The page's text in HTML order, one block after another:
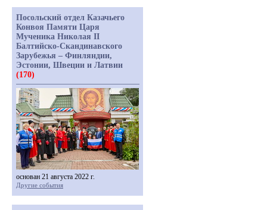
Посольский отдел Казачьего
Конвоя Памяти Царя
Мученика Николая II
Балтийско-Скандинавского
Зарубежья – Финляндии,
Эстонии, Швеции и Латвии
(170)
основан 21 августа 2022 г.
Другие события